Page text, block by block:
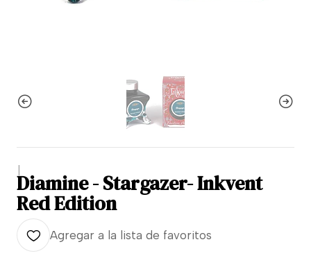
|
Diamine - Stargazer- Inkvent
Red Edition
Agregar a la lista de favoritos